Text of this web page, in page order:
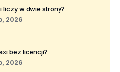
liczy w dwie strony?
2026
bez licencji?
2026